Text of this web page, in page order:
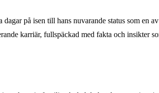
på isen till hans nuvarande status som en
karriär, fullspäckad med fakta och insikter